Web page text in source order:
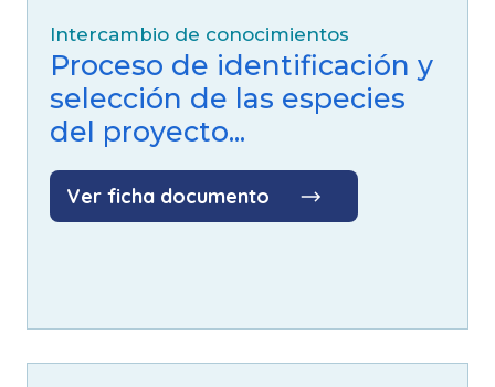
Intercambio de conocimientos
Proceso de identificación y
selección de las especies
del proyecto...
Ver ficha documento